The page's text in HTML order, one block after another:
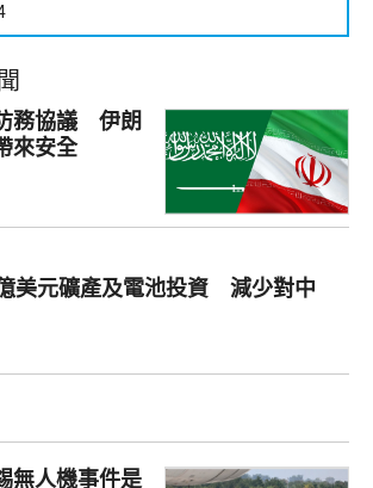
務協議 伊朗
來安全
美元礦產及電池投資 減少對中
無人機事件是